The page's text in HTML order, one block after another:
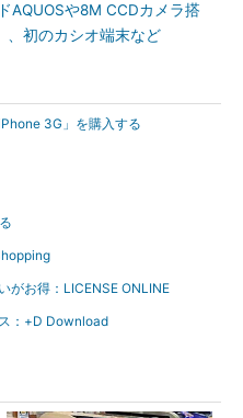
や8M CCDカメラ搭
、初のカシオ端末など
3G」を購入する
がお得：LICENSE ONLINE
：+D Download